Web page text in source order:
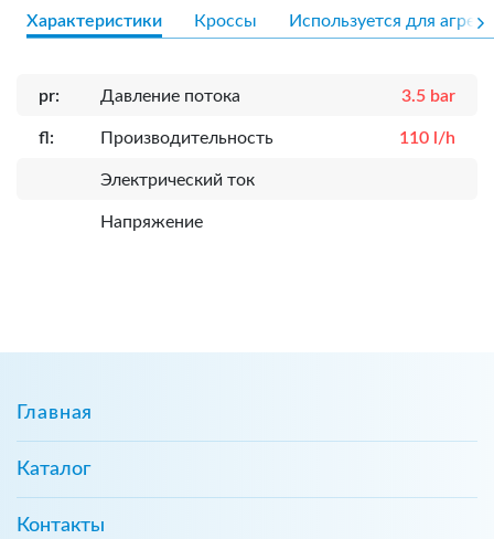
Характеристики Кроссы Используется для
pr: Давление потока 3.5 bar
fl: Производительность 110 l/h
Электрический ток
Напряжение
Главная
Каталог
Контакты